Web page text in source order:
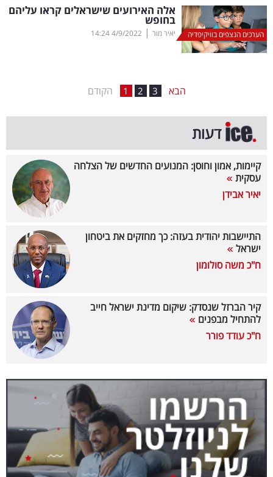
ופנאי
תיירות
המילון
הכלכלי
פודקאסט
40
ניוזלטרים
מייל
אדום
הערכים הנצפים בוויקיפדיה
אלה האירועים שישראלים קראו עליהם
בחופש
יאיר מור |
4/9/2022
14:24
הקודם 1 2 3 הבא
דעות
קיימות, אמון וחוסן: המנועים החדשים של הצלחה
עסקית
יאיר אבידן
התיישבות יהודית בעזה: כך מחזקים את ביטחון
ישראל
ח"כ משה סולומון
קיר הברזל שנסדק: שיקום מדינת ישראל חייב
להתחיל מבפנים
ח"כ עודד פורר